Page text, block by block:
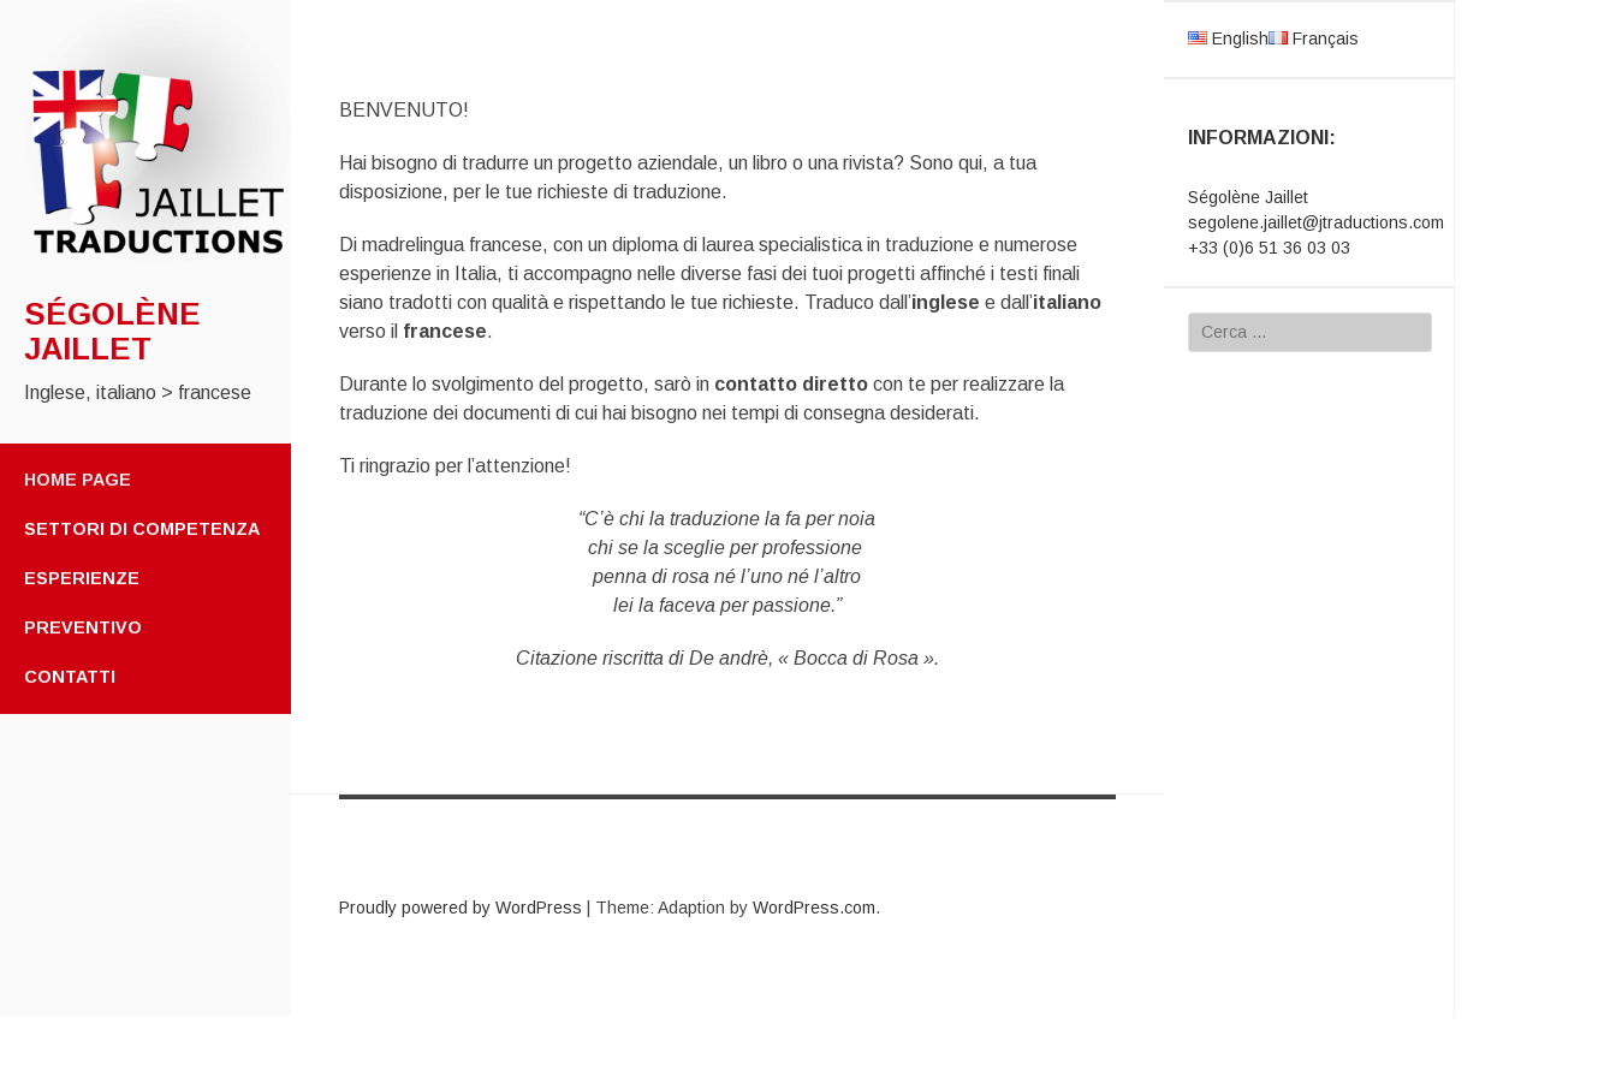
SÉGOLÈNE
JAILLET
Inglese, italiano > francese
HOME PAGE
SETTORI DI COMPETENZA
ESPERIENZE
PREVENTIVO
CONTATTI
English Français
INFORMAZIONI:
Ségolène Jaillet
segolene.jaillet@jtraductions.com
+33 (0)6 51 36 03 03
Ricerca
per:
BENVENUTO!
Hai bisogno di tradurre un progetto aziendale, un libro o una rivista? Sono qui, a tua
disposizione, per le tue richieste di traduzione.
Di madrelingua francese, con un diploma di laurea specialistica in traduzione e numerose
esperienze in Italia, ti accompagno nelle diverse fasi dei tuoi progetti affinché i testi finali
siano tradotti con qualità e rispettando le tue richieste. Traduco dall’inglese e dall’italiano
verso il francese.
Durante lo svolgimento del progetto, sarò in contatto direttocon te per realizzare la
traduzione dei documenti di cui hai bisogno nei tempi di consegna desiderati.
Ti ringrazio per l’attenzione!
“C’è chi la traduzione la fa per noia
chi se la sceglie per professione
penna di rosa né l’uno né l’altro
lei la faceva per passione.”
Citazione riscritta di De andrè, « Bocca di Rosa ».
Proudly powered by WordPress Theme: Adaption by WordPress.com.